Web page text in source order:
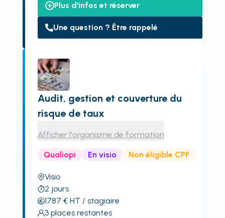
Plus d'infos et réserver
Une question ? Être rappelé
Audit, gestion et couverture du
risque de taux
Afficher l'organisme de formation
Qualiopi En visio Non éligible CPF
Visio
2 jours
1787 € HT / stagiaire
3 places restantes